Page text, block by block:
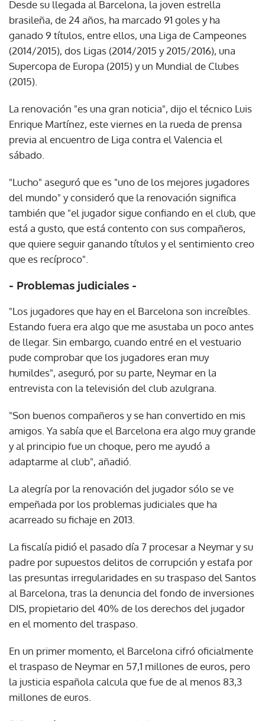
Desde su llegada al Barcelona, la joven estrella
brasileña, de 24 años, ha marcado 91 goles y ha
ganado 9 títulos, entre ellos, una Liga de Campeones
(2014/2015), dos Ligas (2014/2015 y 2015/2016), una
Supercopa de Europa (2015) y un Mundial de Clubes
(2015).
La renovación "es una gran noticia", dijo el técnico Luis
Enrique Martínez, este viernes en la rueda de prensa
previa al encuentro de Liga contra el Valencia el
sábado.
"Lucho" aseguró que es "uno de los mejores jugadores
del mundo" y consideró que la renovación significa
también que "el jugador sigue confiando en el club, que
está a gusto, que está contento con sus compañeros,
que quiere seguir ganando títulos y el sentimiento creo
que es recíproco".
- Problemas judiciales -
"Los jugadores que hay en el Barcelona son increíbles.
Estando fuera era algo que me asustaba un poco antes
de llegar. Sin embargo, cuando entré en el vestuario
pude comprobar que los jugadores eran muy
humildes", aseguró, por su parte, Neymar en la
entrevista con la televisión del club azulgrana.
"Son buenos compañeros y se han convertido en mis
amigos. Ya sabía que el Barcelona era algo muy grande
y al principio fue un choque, pero me ayudó a
adaptarme al club", añadió.
La alegría por la renovación del jugador sólo se ve
empeñada por los problemas judiciales que ha
acarreado su fichaje en 2013.
La fiscalía pidió el pasado día 7 procesar a Neymar y su
padre por supuestos delitos de corrupción y estafa por
las presuntas irregularidades en su traspaso del Santos
al Barcelona, tras la denuncia del fondo de inversiones
DIS, propietario del 40% de los derechos del jugador
en el momento del traspaso.
En un primer momento, el Barcelona cifró oficialmente
el traspaso de Neymar en 57,1 millones de euros, pero
la justicia española calcula que fue de al menos 83,3
millones de euros.